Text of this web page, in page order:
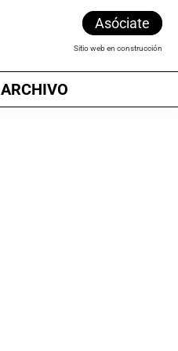
Asóciate
Sitio web en construcción
ARCHIVO